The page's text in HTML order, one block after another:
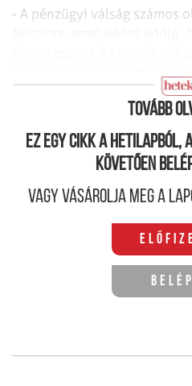
- A pénzügyi válság számos
veszélyt jelenthettek egyes
Tovább
Ez egy cikk a
követően
Vagy vásárolja meg a